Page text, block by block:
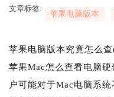
文章标签:
苹果电脑版本
苹果电脑版本究竟怎么
苹果Mac怎么查看电脑
户可能对于Mac电脑系